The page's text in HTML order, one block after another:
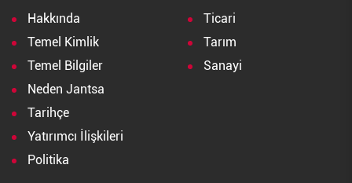
Hakkında
Temel Kimlik
Temel Bilgiler
Neden Jantsa
Tarihçe
Yatırımcı İlişkileri
Politika
Ticari
Tarım
Sanayi